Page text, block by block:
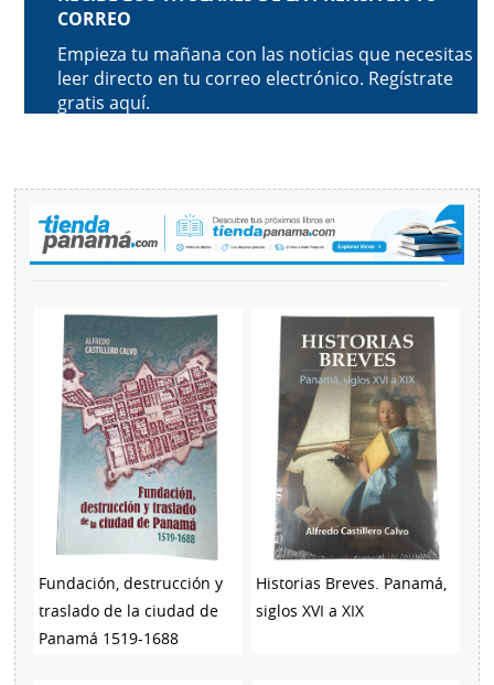
Fundación, destrucción y
traslado de la ciudad de
Panamá 1519-1688
Historias Breves. Panamá,
siglos XVI a XIX